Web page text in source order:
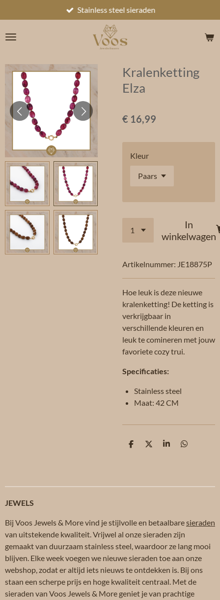
direct
naar
Stainless steel sieraden
Kralenketting
Elza
€ 16,99
Kleur
In
winkelwagen
Artikelnummer: JE18875P
Hoe leuk is deze nieuwe
kralenketting! De ketting is
verkrijgbaar in
verschillende kleuren en
leuk te comineren met jouw
favoriete cozy trui.
Specificaties:
Stainless steel
Maat: 42 CM
D
D
S
D
JEWELS
Bij Voos Jewels & More vind je stijlvolle en betaalbaresieraden
van uitstekende kwaliteit. Vrijwel al onze sieraden zijn
gemaakt van duurzaam stainless steel, waardoor ze lang mooi
blijven. Elke week voegen we nieuwe sieraden toe aan onze
webshop, zodat er altijd iets nieuws te ontdekken is. Bij ons
staan een scherpe prijs en hoge kwaliteit centraal. Met de
sieraden van Voos Jewels & More geniet je van prachtige